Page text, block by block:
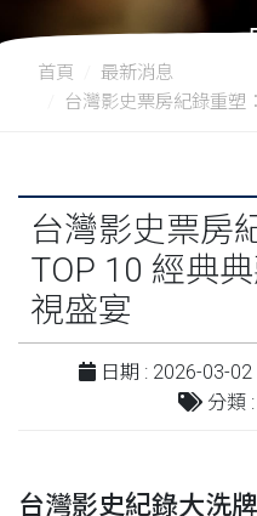
首頁
最新消息
台灣影史票房紀錄重塑
台灣影史票房
TOP 10 經典
視盛宴
日期 : 2026-03-02
分類 :
台灣影史紀錄大洗